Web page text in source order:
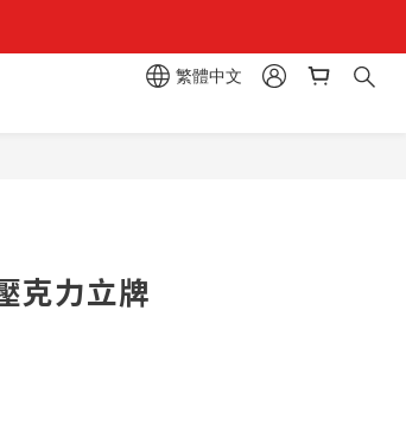
繁體中文
克力立牌